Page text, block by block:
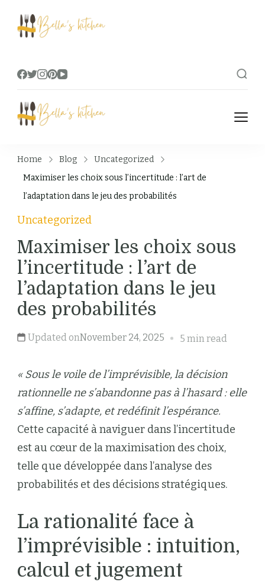
Food Tips, Recipes & Videos
Home Blog
Uncategorized
Maximiser les choix sous l’incertitude : l’art de
l’adaptation dans le jeu des probabilités
Uncategorized
Maximiser les choix sous
l’incertitude : l’art de
l’adaptation dans le jeu
des probabilités
Updated onNovember 24, 2025 5 min read
« Sous le voile de l’imprévisible, la décision
rationnelle ne s’abandonne pas à l’hasard : elle
s’affine, s’adapte, et redéfinit l’espérance.
Cette capacité à naviguer dans l’incertitude
est au cœur de la maximisation des choix,
telle que développée dans l’analyse des
probabilités et des décisions stratégiques.
La rationalité face à
l’imprévisible : intuition,
calcul et jugement